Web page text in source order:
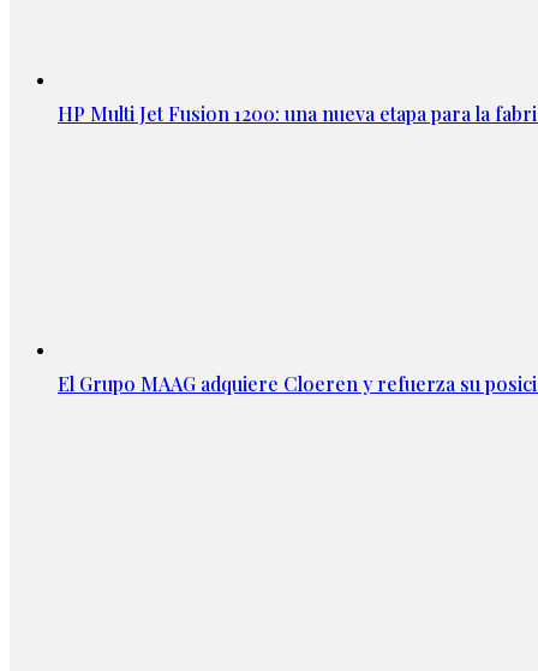
HP Multi Jet Fusion 1200: una nueva etapa para la
El Grupo MAAG adquiere Cloeren y refuerza su